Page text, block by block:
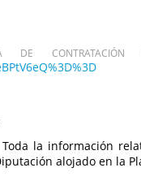
CONTRATACIÓN
la información
alojado en la